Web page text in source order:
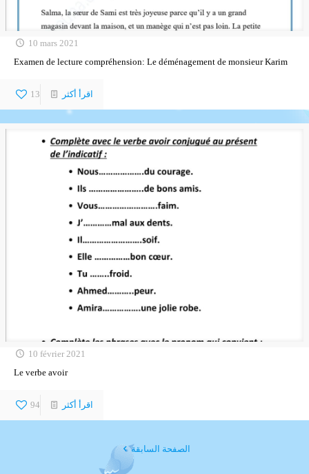
10 mars 2021
Examen de lecture compréhension: Le déménagement de monsieur Karim
13 اقرأ أكثر
10 février 2021
Le verbe avoir
94 اقرأ أكثر
الصفحة السابقة